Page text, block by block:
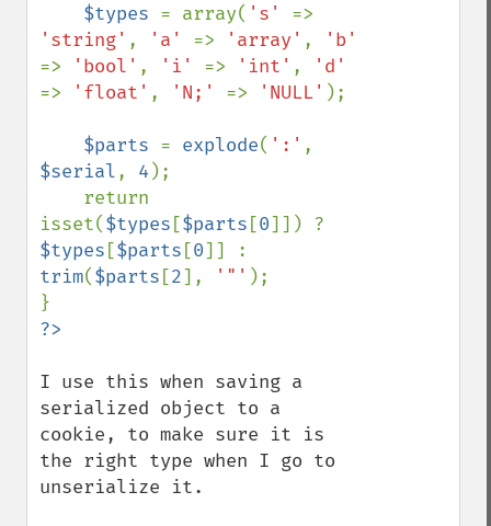
$types = array( 's'
'string' , 'a' => 'array' ,
=>
'bool' , 'i' => 'int' ,
=>
'float' , 'N;' => 'NULL' );
$parts = explode( ':'
$serial, 4 );
isset($types [$parts [0
$types [$parts [0
trim($parts [2], '"' );
I use this when saving a
serialized object to a
cookie, to make sure it is
the right type when I go to
unserialize it.